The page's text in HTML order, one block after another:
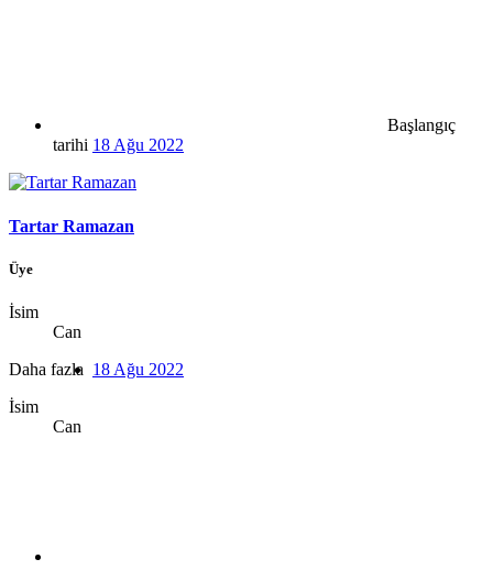
Başlangıç
tarihi 18 Ağu 2022
Tartar Ramazan
Üye
İsim
Can
Daha fazla
İsim
Can
18 Ağu 2022